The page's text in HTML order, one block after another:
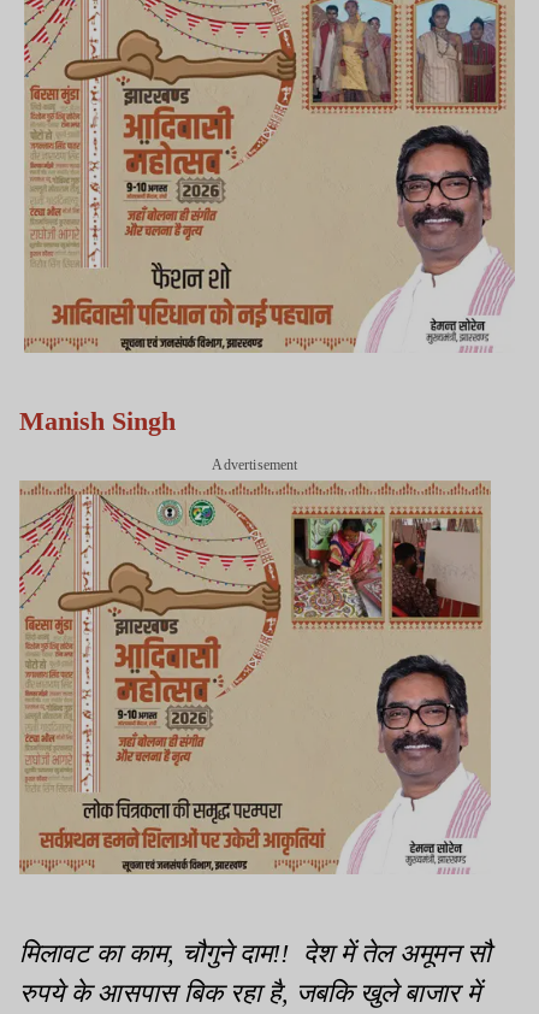
Manish Singh
Advertisement
मिलावट का काम, चौगुने दाम!! देश में तेल अमूमन सौ
रुपये के आसपास बिक रहा है, जबकि खुले बाजार में